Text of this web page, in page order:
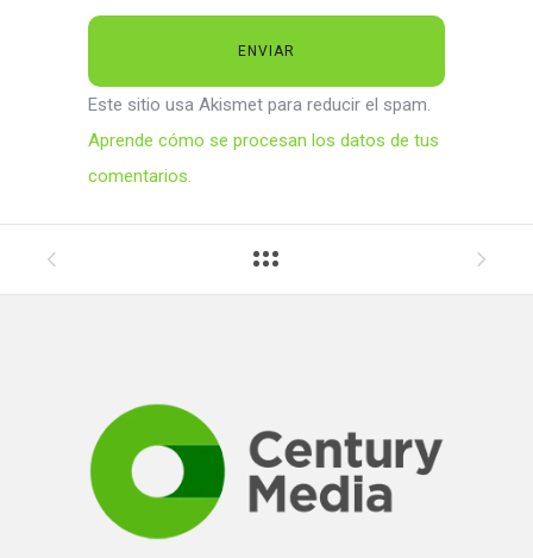
Este sitio usa Akismet para reducir el spam.
Aprende cómo se procesan los datos de tus
comentarios.